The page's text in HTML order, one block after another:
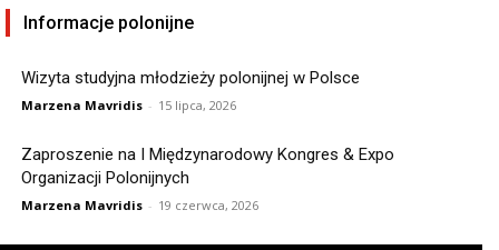
Informacje polonijne
Wizyta studyjna młodzieży polonijnej w Polsce
Marzena Mavridis - 15 lipca, 2026
Zaproszenie na I Międzynarodowy Kongres & Expo
Organizacji Polonijnych
Marzena Mavridis - 19 czerwca, 2026